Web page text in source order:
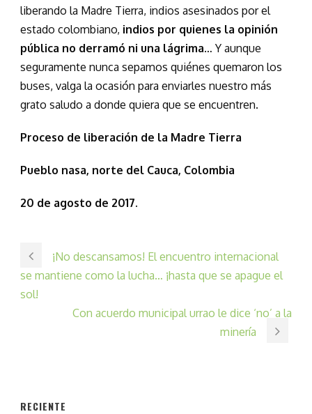
liberando la Madre Tierra, indios asesinados por el
estado colombiano, indios por quienes la opinión
pública no derramó ni una lágrima… Y aunque
seguramente nunca sepamos quiénes quemaron los
buses, valga la ocasión para enviarles nuestro más
grato saludo a donde quiera que se encuentren.
Proceso de liberación de la Madre Tierra
Pueblo nasa, norte del Cauca, Colombia
20 de agosto de 2017.
¡No descansamos! El encuentro internacional
se mantiene como la lucha… ¡hasta que se apague el
sol!
Con acuerdo municipal urrao le dice ‘no’ a la
minería
RECIENTE